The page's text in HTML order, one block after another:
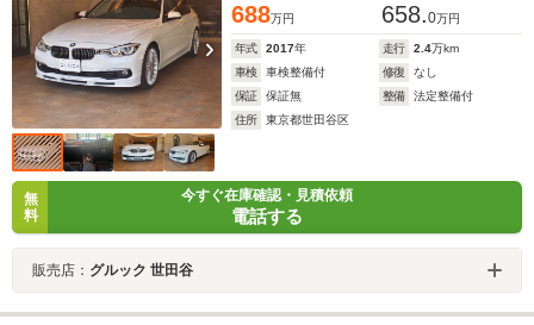
688万円 658.0万円
年式 2017年 走行 2.4万km
車検
車検整備付 修復
なし
保証
保証無 整備
法定整備付
住所
東京都世田谷区
無
料
今すぐ在庫確認・見積依頼
電話する
販売店： グルック 世田谷